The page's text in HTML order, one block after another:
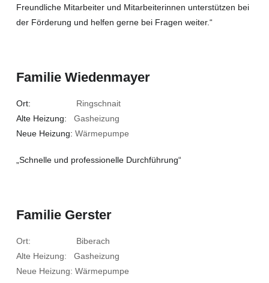
Freundliche Mitarbeiter und Mitarbeiterinnen unterstützen bei
der Förderung und helfen gerne bei Fragen weiter.“
Familie Wiedenmayer
Ort: Ringschnait
Alte Heizung: Gasheizung
Neue Heizung: Wärmepumpe
„Schnelle und professionelle Durchführung“
Familie Gerster
Ort: Biberach
Alte Heizung: Gasheizung
Neue Heizung: Wärmepumpe